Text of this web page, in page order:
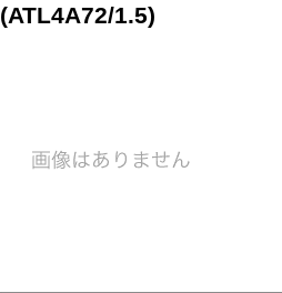
(ATL4A72/1.5)